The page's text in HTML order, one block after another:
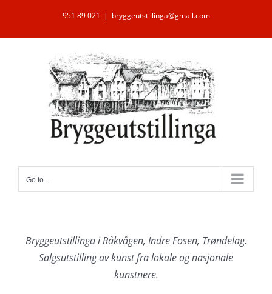
content
951 89 021 | bryggeutstillinga@gmail.com
Go to...
Bryggeutstillinga i Råkvågen, Indre Fosen, Trøndelag.
Salgsutstilling av kunst fra lokale og nasjonale
kunstnere.